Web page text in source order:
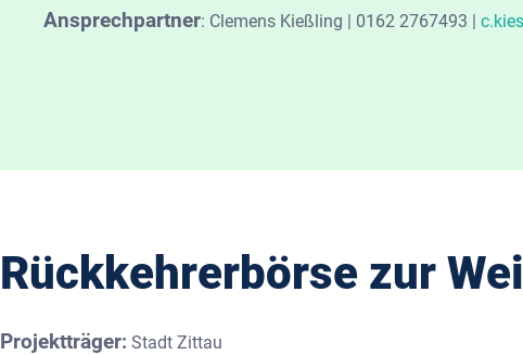
Ansprechpartner: Clemens Kießling | 0162 2767493 |
Rückkehrerbörse zur
Projektträger: Stadt Zittau